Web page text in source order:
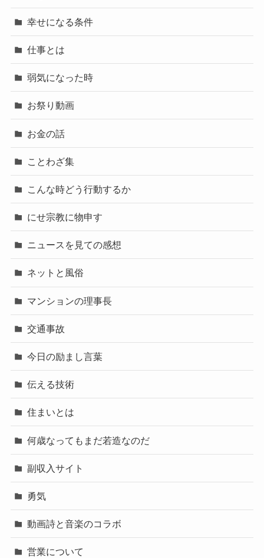
幸せになる条件
仕事とは
弱気になった時
お祭り動画
お金の話
ことわざ集
こんな時どう行動するか
にせ宗教に物申す
ニュースを見ての感想
ネットと風俗
マンションの理事長
交通事故
今日の励まし言葉
伝える技術
住まいとは
何歳なってもまだ若造なのだ
副収入サイト
勇気
動画詩と音楽のコラボ
営業について